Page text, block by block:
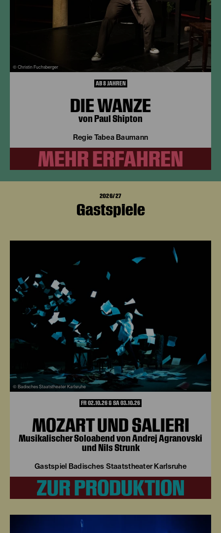
© Christin Fuchsberger
AB 8 JAHREN
DIE WANZE
von Paul Shipton
Regie Tabea Baumann
MEHR ERFAHREN
2026/27
Gastspiele
© Badisches Staatstheater Karlsruhe
FR 02.10.26 & SA 03.10.26
MOZART UND SALIERI
Musikalischer Soloabend von Andrej Agranovski
und Nils Strunk
Gastspiel Badisches Staatstheater Karlsruhe
ZUR PRODUKTION